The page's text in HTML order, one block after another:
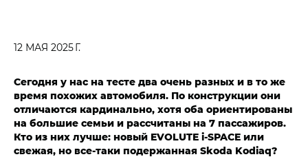
12 МАЯ 2025 Г.
Сегодня у нас на тесте два очень разных и в то же
время похожих автомобиля. По конструкции они
отличаются кардинально, хотя оба ориентированы
на большие семьи и рассчитаны на 7 пассажиров.
Кто из них лучше: новый EVOLUTE i‑SPACE или
свежая, но все-таки подержанная Skoda Kodiaq?